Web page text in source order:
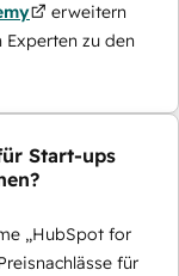
erweitern
Experten zu den
Start-ups
„HubSpot for
für